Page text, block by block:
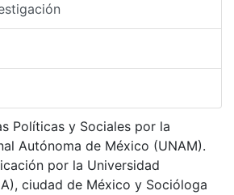
Políticas y Sociales por la
Autónoma de México (UNAM).
por la Universidad
ciudad de México y Socióloga